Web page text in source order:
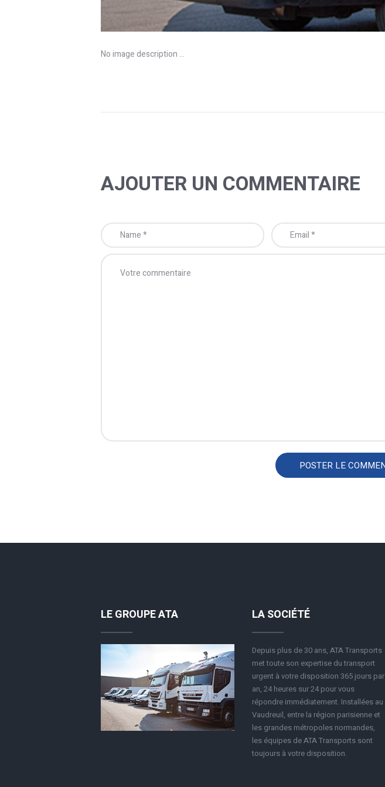
No image description ...
AJOUTER UN COMMENTAIRE
LE GROUPE ATA LA SOCIÉTÉ
Depuis plus de 30 ans, ATA Transports
met toute son expertise du transport
urgent à votre disposition 365 jours par
an, 24 heures sur 24 pour vous
répondre immédiatement. Installées au
Vaudreuil, entre la région parisienne et
les grandes métropoles normandes,
les équipes de ATA Transports sont
toujours à votre disposition.